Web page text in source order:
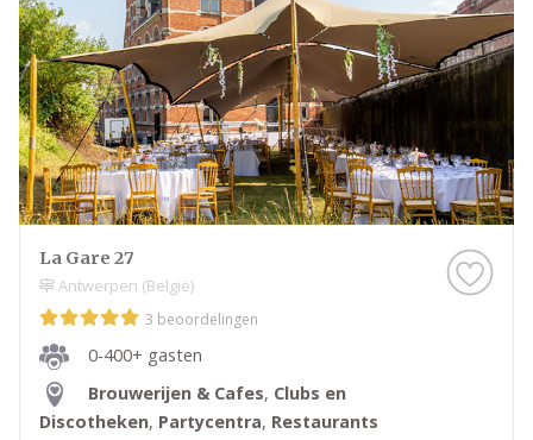
La Gare 27
Antwerpen (België)
3 beoordelingen
0-400+ gasten
Brouwerijen & Cafes, Clubs en
Discotheken, Partycentra, Restaurants